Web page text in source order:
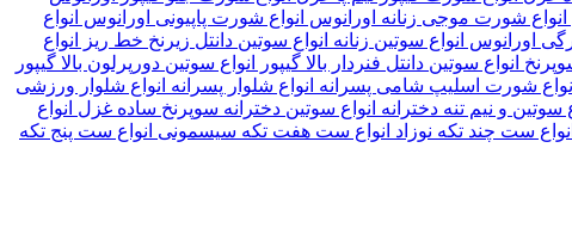
انواع شورت موجی زنانه اورانوس انواع شورت پاپیونی اورانوس انواع
اورانوس انواع سوتین زنانه انواع سوتین دانتل زیرنخ خط ریز
انواع
انواع سوتین دانتل فنردار بالا گیپور
انواع سوتین دورپرلون بالا گیپور
انواع شورت اسلیپ شامی پسرانه انواع شلوار پسرانه انواع شلوار ورزشی
سوتین و نیم تنه دخترانه انواع سوتین دخترانه سوپرنخ ساده غزل انواع
انواع ست چند تکه نوزاد انواع ست هفت تکه سیسمونی انواع ست پنج تکه